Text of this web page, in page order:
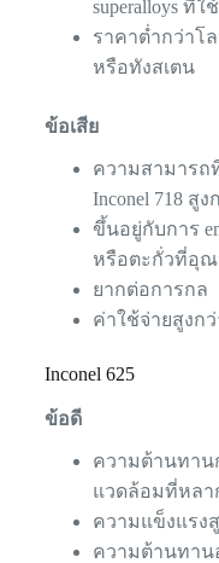
superalloys ที่ใ
ราคาต่ำกว่าโ
หรือทังสเตน
ข้อเสีย
ความสามารถ
Inconel 718 สูง
ขึ้นอยู่กับการ
หรือตะกั่วที่อุ
ยากต่อการกล
ค่าใช้จ่ายสูงก
Inconel 625
ข้อดี
ความต้านทาน
แวดล้อมที่หลา
ความแข็งแรง
ความต้านทาน